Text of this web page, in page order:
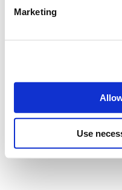
Marketing
Use